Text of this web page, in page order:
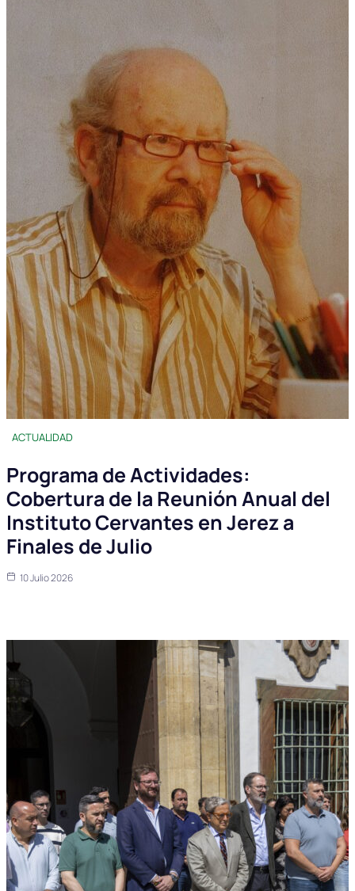
ACTUALIDAD
Programa de Actividades:
Cobertura de la Reunión Anual del
Instituto Cervantes en Jerez a
Finales de Julio
10 Julio 2026